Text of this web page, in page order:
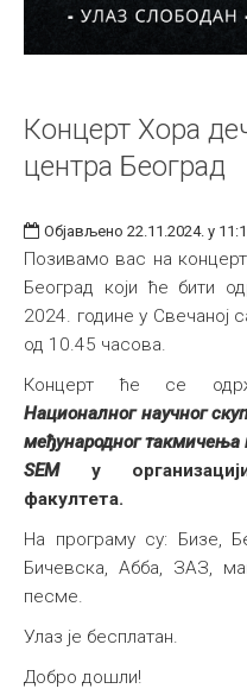
Концерт Хора
центра Београд
Објављено 22.11.2024. у
Позивамо вас на
Београд који ће бити
2024. године у Свечаној
од 10.45 часова.
Концерт ће се
Националногнаучног
међународног
SEM у
факултета.
На програму су: Бизе,
Бичевска, Абба, ЗАЗ,
песме.
Улаз је бесплатан.
Добро дошли!